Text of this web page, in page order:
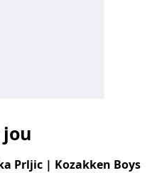
Prljic | Kozakken Boys